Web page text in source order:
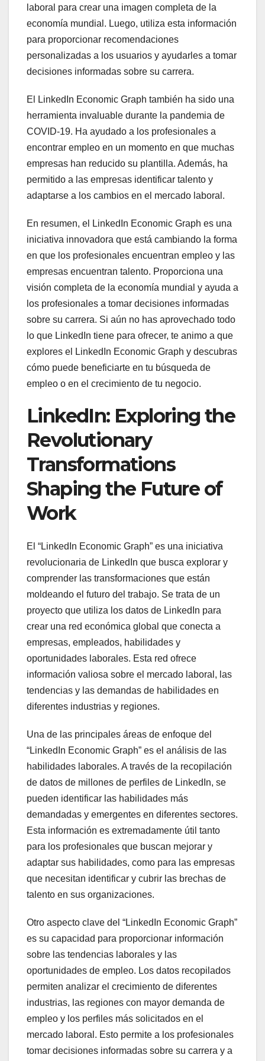
laboral para crear una imagen completa de la
economía mundial. Luego, utiliza esta información
para proporcionar recomendaciones
personalizadas a los usuarios y ayudarles a tomar
decisiones informadas sobre su carrera.
El LinkedIn Economic Graph también ha sido una
herramienta invaluable durante la pandemia de
COVID-19. Ha ayudado a los profesionales a
encontrar empleo en un momento en que muchas
empresas han reducido su plantilla. Además, ha
permitido a las empresas identificar talento y
adaptarse a los cambios en el mercado laboral.
En resumen, el LinkedIn Economic Graph es una
iniciativa innovadora que está cambiando la forma
en que los profesionales encuentran empleo y las
empresas encuentran talento. Proporciona una
visión completa de la economía mundial y ayuda a
los profesionales a tomar decisiones informadas
sobre su carrera. Si aún no has aprovechado todo
lo que LinkedIn tiene para ofrecer, te animo a que
explores el LinkedIn Economic Graph y descubras
cómo puede beneficiarte en tu búsqueda de
empleo o en el crecimiento de tu negocio.
LinkedIn: Exploring the
Revolutionary
Transformations
Shaping the Future of
Work
El “LinkedIn Economic Graph” es una iniciativa
revolucionaria de LinkedIn que busca explorar y
comprender las transformaciones que están
moldeando el futuro del trabajo. Se trata de un
proyecto que utiliza los datos de LinkedIn para
crear una red económica global que conecta a
empresas, empleados, habilidades y
oportunidades laborales. Esta red ofrece
información valiosa sobre el mercado laboral, las
tendencias y las demandas de habilidades en
diferentes industrias y regiones.
Una de las principales áreas de enfoque del
“LinkedIn Economic Graph” es el análisis de las
habilidades laborales. A través de la recopilación
de datos de millones de perfiles de LinkedIn, se
pueden identificar las habilidades más
demandadas y emergentes en diferentes sectores.
Esta información es extremadamente útil tanto
para los profesionales que buscan mejorar y
adaptar sus habilidades, como para las empresas
que necesitan identificar y cubrir las brechas de
talento en sus organizaciones.
Otro aspecto clave del “LinkedIn Economic Graph”
es su capacidad para proporcionar información
sobre las tendencias laborales y las
oportunidades de empleo. Los datos recopilados
permiten analizar el crecimiento de diferentes
industrias, las regiones con mayor demanda de
empleo y los perfiles más solicitados en el
mercado laboral. Esto permite a los profesionales
tomar decisiones informadas sobre su carrera y a